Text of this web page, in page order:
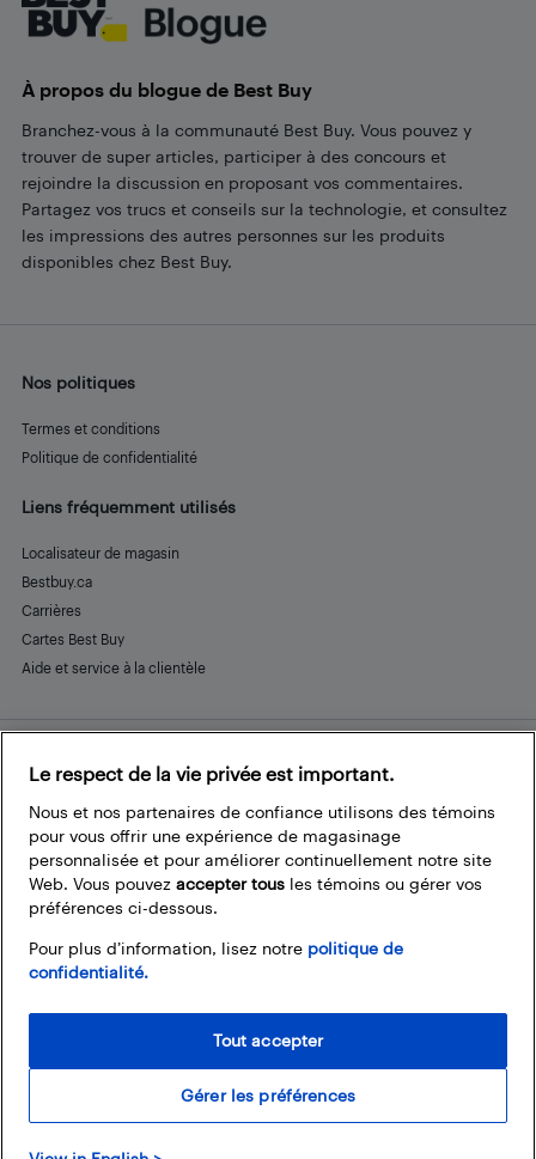
À propos du blogue de Best Buy
Branchez-vous à la communauté Best Buy. Vous pouvez y
trouver de super articles, participer à des concours et
rejoindre la discussion en proposant vos commentaires.
Partagez vos trucs et conseils sur la technologie, et consultez
les impressions des autres personnes sur les produits
disponibles chez Best Buy.
Nos politiques
Termes et conditions
Politique de confidentialité
Liens fréquemment utilisés
Localisateur de magasin
Bestbuy.ca
Carrières
Cartes Best Buy
Aide et service à la clientèle
Restez connecté
FacebookInstagram
PinterestLinkedInYouTube
Le respect de la vie privée est important.
Nous et nos partenaires de confiance utilisons des témoins
pour vous offrir une expérience de magasinage
personnalisée et pour améliorer continuellement notre site
Web. Vous pouvez accepter tous les témoins ou gérer vos
préférences ci-dessous.
Pour plus d’information, lisez notre politique de
confidentialité.
Gérer les préférences
Tout accepter